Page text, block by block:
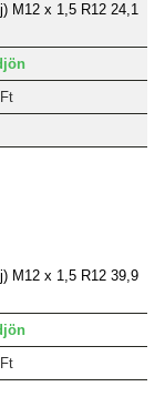
M12 x 1,5 R12 24,1
M12 x 1,5 R12 39,9